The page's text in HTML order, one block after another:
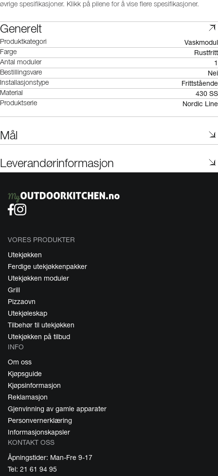
øvrige spesifikasjoner. Klikk på pilene for å vise flere spesifikasjoner.
Generelt
Produktkategori Vaskmodul
Farge Rustfritt
Antal moduler 1
Bestillingsvare Nei
Installasjonstype Frittstående
Material 430 SS
Produktserie Nordic Line
Mål
Leverandørinformasjon
VORES PRODUKTER
Utekjøkken
Ferdige utekjøkkenpakker
Utekjøkken moduler
Grill
Pizzaovn
Utekjøleskap
Tilbehør til utekjøkken
Utekjøkken på tilbud
INFO
Om oss
Kjøpsguide
Kjøpsinformasjon
Reklamasjon
Gjenvinning av gamle apparater
Personvernerklæring
Informasjonskapsler
KONTAKT OSS
Åpningstider: Man-Fre 9-17
Tel: 21 61 94 95